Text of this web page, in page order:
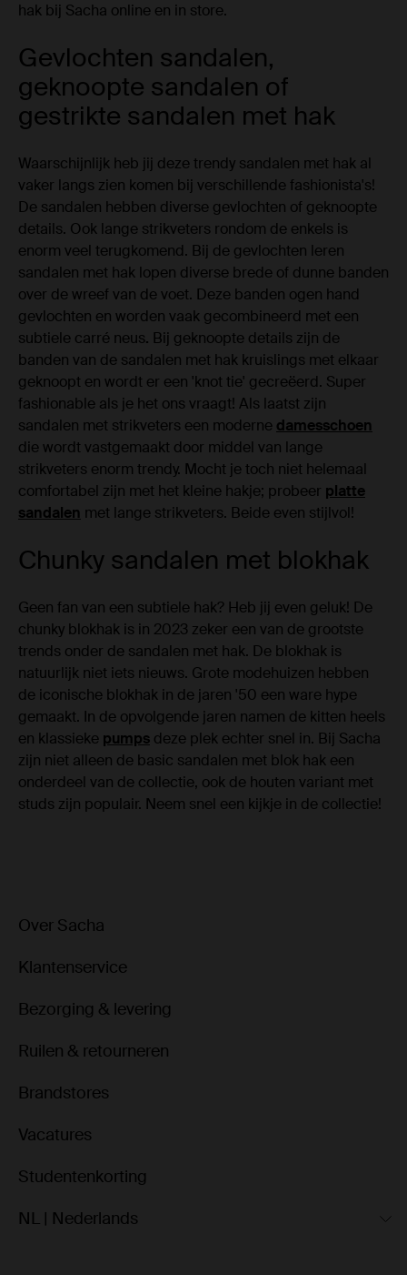
hak bij Sacha online en in store.
Gevlochten sandalen,
geknoopte sandalen of
gestrikte sandalen met hak
Waarschijnlijk heb jij deze trendy sandalen met hak al
vaker langs zien komen bij verschillende fashionista's!
De sandalen hebben diverse gevlochten of geknoopte
details. Ook lange strikveters rondom de enkels is
enorm veel terugkomend. Bij de gevlochten leren
sandalen met hak lopen diverse brede of dunne banden
over de wreef van de voet. Deze banden ogen hand
gevlochten en worden vaak gecombineerd met een
subtiele carré neus. Bij geknoopte details zijn de
banden van de sandalen met hak kruislings met elkaar
geknoopt en wordt er een 'knot tie' gecreëerd. Super
fashionable als je het ons vraagt! Als laatst zijn
sandalen met strikveters een moderne damesschoen
die wordt vastgemaakt door middel van lange
strikveters enorm trendy. Mocht je toch niet helemaal
comfortabel zijn met het kleine hakje; probeer platte
sandalen met lange strikveters. Beide even stijlvol!
Chunky sandalen met blokhak
Geen fan van een subtiele hak? Heb jij even geluk! De
chunky blokhak is in 2023 zeker een van de grootste
trends onder de sandalen met hak. De blokhak is
natuurlijk niet iets nieuws. Grote modehuizen hebben
de iconische blokhak in de jaren '50 een ware hype
gemaakt. In de opvolgende jaren namen de kitten heels
en klassieke pumps deze plek echter snel in. Bij Sacha
zijn niet alleen de basic sandalen met blok hak een
onderdeel van de collectie, ook de houten variant met
studs zijn populair. Neem snel een kijkje in de collectie!
Over Sacha
Klantenservice
Bezorging & levering
Ruilen & retourneren
Brandstores
Vacatures
Studentenkorting
NL | Nederlands